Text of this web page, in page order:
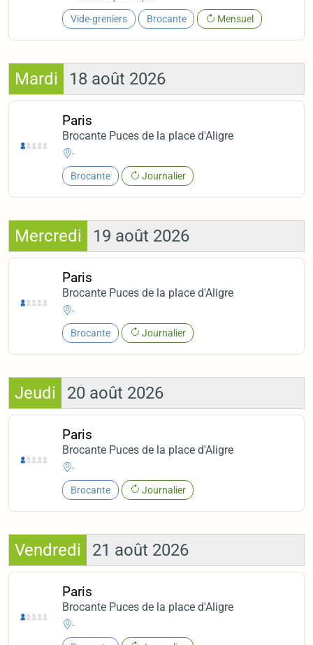
Vide-greniers Brocante Mensuel
Mardi 18 août 2026
Paris
Brocante Puces de la place d'Aligre
-
Brocante Journalier
Mercredi 19 août 2026
Paris
Brocante Puces de la place d'Aligre
-
Brocante Journalier
Jeudi 20 août 2026
Paris
Brocante Puces de la place d'Aligre
-
Brocante Journalier
Vendredi 21 août 2026
Paris
Brocante Puces de la place d'Aligre
-